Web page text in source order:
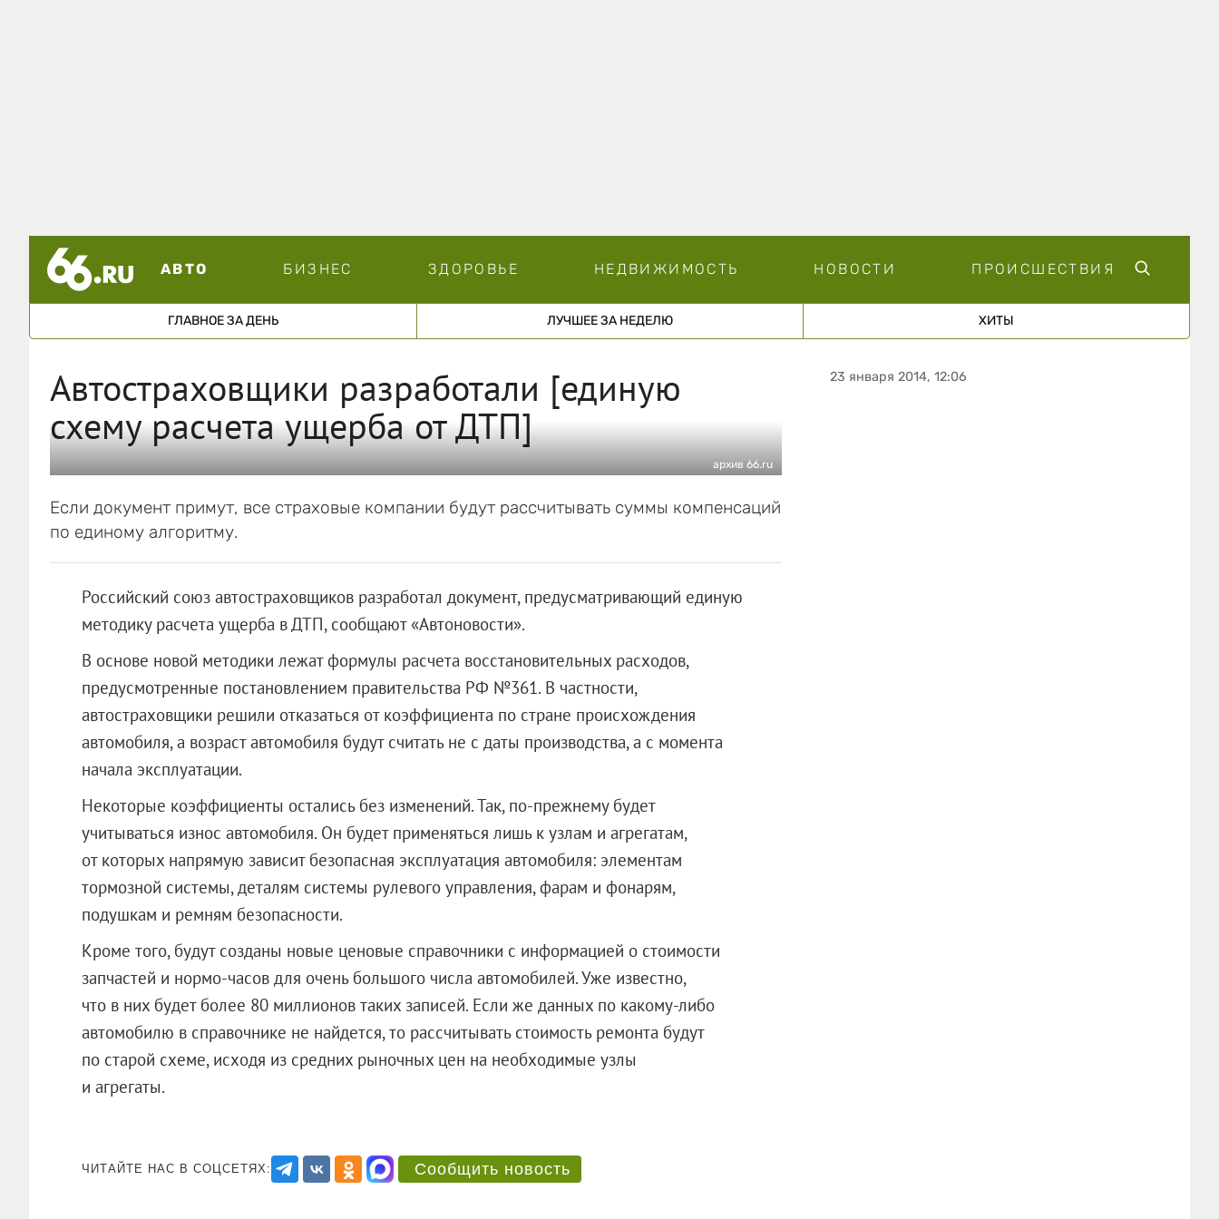
АВТО БИЗНЕС ЗДОРОВЬЕ НЕДВИЖИМОСТЬ НОВОСТИ ПРОИСШЕСТВИЯ
ГЛАВНОЕ ЗА ДЕНЬ ЛУЧШЕЕ ЗА НЕДЕЛЮ ХИТЫ
Автостраховщики разработали [единую
схему расчета ущерба от ДТП]
архив 66.ru
Если документ примут, все страховые компании будут рассчитывать суммы компенсаций
по единому алгоритму.
Российский союз автостраховщиков разработал документ, предусматривающий единую
методику расчета ущерба в ДТП, сообщают «Автоновости».
В основе новой методики лежат формулы расчета восстановительных расходов,
предусмотренные постановлением правительства РФ №361. В частности,
автостраховщики решили отказаться от коэффициента по стране происхождения
автомобиля, а возраст автомобиля будут считать не с даты производства, а с момента
начала эксплуатации.
Некоторые коэффициенты остались без изменений. Так, по-прежнему будет
учитываться износ автомобиля. Он будетприменяться лишь к узлам и агрегатам,
от которых напрямую зависит безопасная эксплуатация автомобиля: элементам
тормозной системы, деталям системы рулевого управления, фарам и фонарям,
подушкам и ремням безопасности.
Кроме того, будут созданы новые ценовые справочники с информацией о стоимости
запчастей и нормо-часов для очень большого числа автомобилей. Уже известно,
что в них будет более 80 миллионов таких записей. Если же данных по какому-либо
автомобилю в справочнике не найдется, то рассчитывать стоимость ремонта будут
по старой схеме, исходя из средних рыночных цен на необходимые узлы
и агрегаты.
ЧИТАЙТЕ НАС В СОЦСЕТЯХ: Сообщить новость
23 января 2014, 12:06